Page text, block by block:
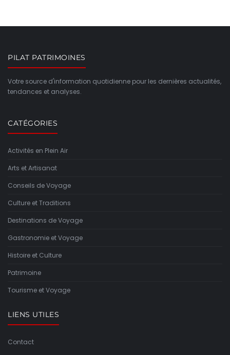
PILAT PATRIMOINES
Votre source d'information quotidienne pour les dernières actualités,
tendances et analyses.
CATÉGORIES
Activités en Plein Air
Arts et Artisanat
Conseils de Voyage
Culture et Traditions
Destinations de Voyage
Gastronomie et Voyage
Histoire et Culture
Patrimoine
Tourisme et Voyage
LIENS UTILES
Contact